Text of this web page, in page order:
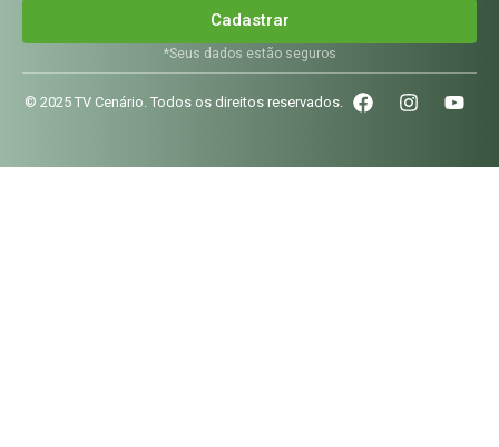
Cadastrar
*Seus dados estão seguros
© 2025 TV Cenário. Todos os direitos reservados.